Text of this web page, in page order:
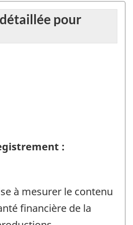
pour
:
à mesurer le contenu
financière de la